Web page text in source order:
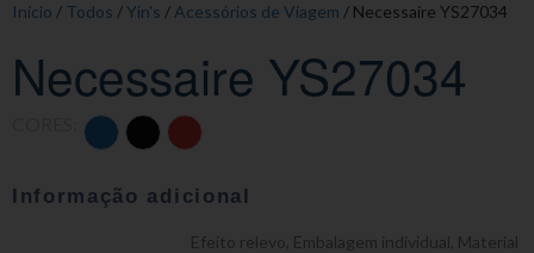
Início / Todos /Yin's / Acessórios de Viagem / Necessaire YS27034
Necessaire YS27034
Informação adicional
Efeito relevo Embalagem individual Material